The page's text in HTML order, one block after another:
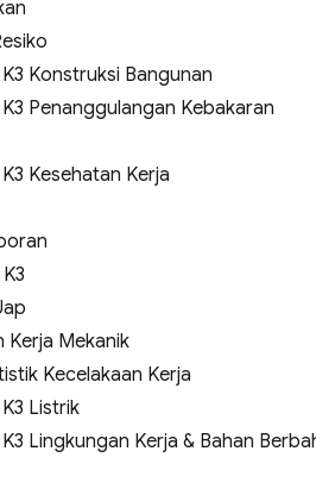
Konstruksi Bangunan
Penanggulangan Kebakaran
Kesehatan Kerja
Kerja Mekanik
Kecelakaan Kerja
Listrik
Lingkungan Kerja & Bahan